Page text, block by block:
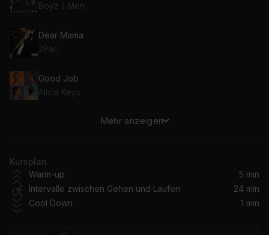
Boyz II Men
Dear Mama
2Pac
Good Job
Alicia Keys
Don't Forget Who You Are
Love Like This
Lauren Daigle
Superwoman
Mehr anzeigen
Kursplan
Warm-up
5 min
Intervalle zwischen Gehen und Laufen
24 min
Cool Down
1 min